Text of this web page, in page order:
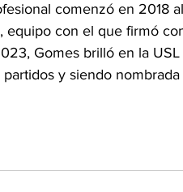
comenzó en 2018
equipo con el que firmó
Gomes brilló en la
partidos y siendo